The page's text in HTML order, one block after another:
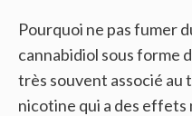
Pourquoi ne pas fumer
cannabidiol sous forme
très souvent associé au
nicotine qui a des effets